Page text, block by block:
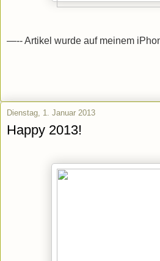
—-- Artikel wurde auf meinem
Dienstag, 1. Januar 2013
Happy 2013!